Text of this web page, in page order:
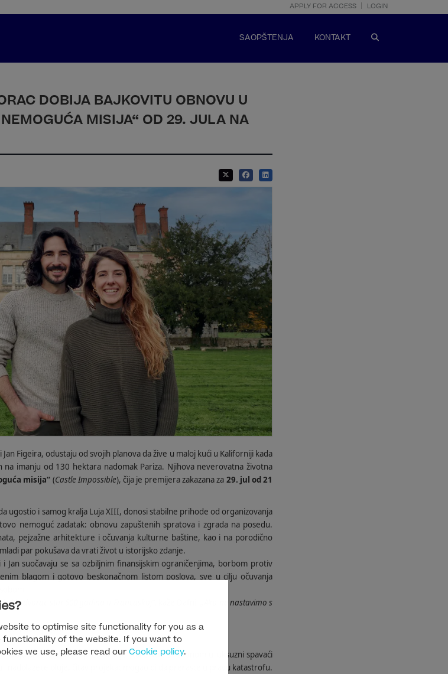
to optimise site functionality for you as a
functionality of the website. If you want to
we use, please read our Cookie policy.
APPLY FOR ACCESS LOGIN
SAOPŠTENJA KONTAKT
DOBIJA BAJKOVITU OBNOVU U
MISIJA“ OD 29. JULA NA
Figeira, odustaju od svojih planova da žive u maloj kući u Kaliforniji kada
imanju od 130 hektara nadomak Pariza. Njihova neverovatna životna
misija“ (Castle Impossible), čija je premijera zakazana za 29. jul od 21
ugostio i samog kralja Luja XIII, donosi stabilne prihode od organizovanja
nemoguć zadatak: obnovu zapuštenih spratova i zgrada na posedu.
pejzažne arhitekture i očuvanja kulturne baštine, kao i na porodično
par pokušava da vrati život u istorijsko zdanje.
Jan suočavaju se sa ozbiljnim finansijskim ograničenjima, borbom protiv
blagom i gotovo beskonačnom listom poslova, sve u cilju očuvanja
dvorac star 500 godina u Francuskoj“,
„Ako ne nastavimo s
, dodaje Jan.
svoju prvu obnovu – pretvaranje stare kule sa zvonom u luksuzni spavaći
nadolazeće oluje, čitav projekat mogao bi da preraste u pravu katastrofu.